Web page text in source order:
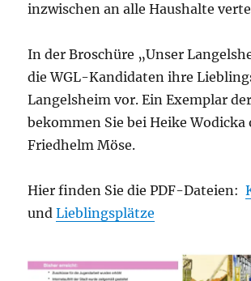
inzwischen an alle Haushalte
In der Broschüre „Unser
die WGL-Kandidaten ihre
Langelsheim vor. Ein Exemplar
bekommen Sie bei Heike Wodicka
Friedhelm Möse.
Hier finden Sie die PDF-Dateien:
undLieblingsplätze